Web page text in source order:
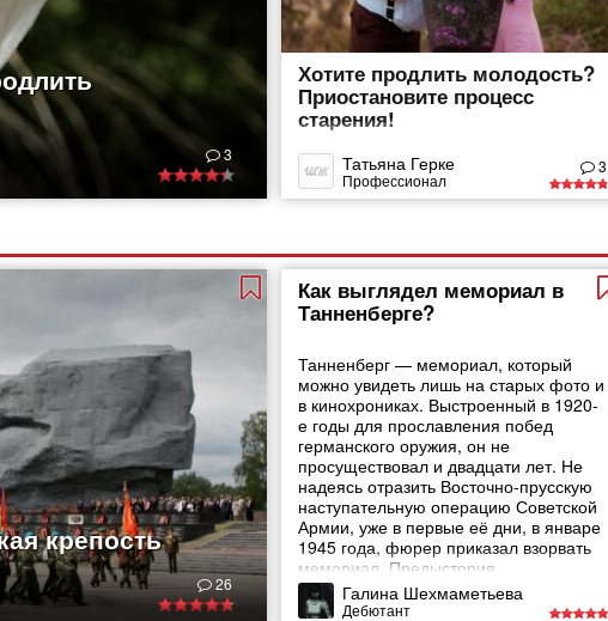
3
Хотите продлить молодость?
Приостановите процесс
старения!
Татьяна Герке
Профессионал
3
крепость
26
Как выглядел мемориал в
Танненберге?
Танненберг — мемориал, который
можно увидеть лишь на старых фото и
в кинохрониках. Выстроенный в 1920-
е годы для прославления побед
германского оружия, он не
просуществовал и двадцати лет. Не
надеясь отразить Восточно-прусскую
наступательную операцию Советской
Армии, уже в первые её дни, в январе
1945 года, фюрер приказал взорвать
мемориал. Предыстория
Галина Шехмаметьева
Дебютант